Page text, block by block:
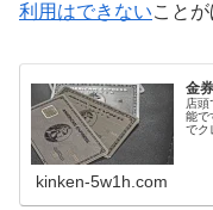
利用はできないことが
金
店頭
能で
でク
kinken-5w1h.com